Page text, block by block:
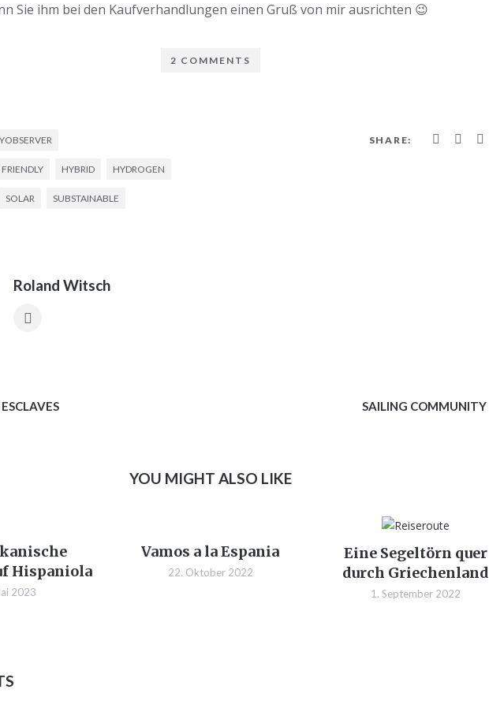
Sie ihm bei den Kaufverhandlungen einen Gruß von mir ausrichten 😉
2 COMMENTS
HYBRID HYDROGEN
SOLAR SUBSTAINABLE
SHARE:
Roland Witsch
SAILING COMMUNITY
YOU MIGHT ALSO LIKE
Hispaniola
2023
Vamos a la Espania
22. Oktober 2022
Eine Segeltörn quer
durch Griechenland
1. September 2022